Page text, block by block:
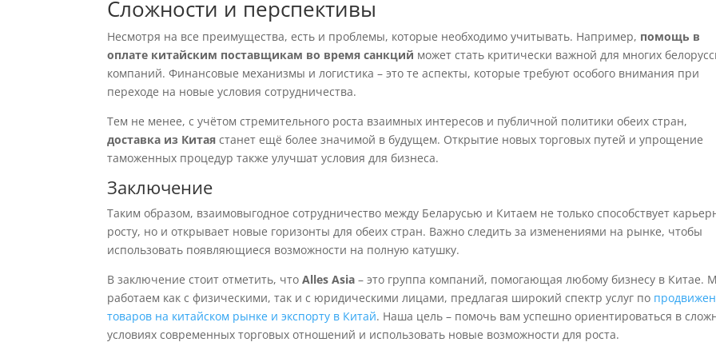
Сложности и перспективы
Несмотря на все преимущества, есть и проблемы, которые необходимо учитывать. Например, помощь в
оплате китайским поставщикам во время санкций может стать критически важной для многих
компаний. Финансовые механизмы и логистика – это те аспекты, которые требуют особого внимания при
переходе на новые условия сотрудничества.
Тем не менее, с учётом стремительного роста взаимных интересов и публичной политики обеих стран,
доставка из Китая станет ещё более значимой в будущем. Открытие новых торговых путей и упрощение
таможенных процедур также улучшат условия для бизнеса.
Заключение
Таким образом, взаимовыгодное сотрудничество между Беларусью и Китаем не только способствует
росту, но и открывает новые горизонты для обеих стран. Важно следить за изменениями на рынке, чтобы
использовать появляющиеся возможности на полную катушку.
В заключение стоит отметить, чтоAlles Asia – это группа компаний, помогающая любому бизнесу в Китае.
работаем как с физическими, так и с юридическими лицами, предлагая широкий спектр услуг по
товаров на китайском рынке и экспорту в Китай. Наша цель – помочь вам успешно ориентироваться в
условиях современных торговых отношений и использовать новые возможности для роста.